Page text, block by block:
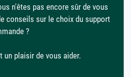
n'êtes pas encore sûr de vous
conseils sur le choix du support
?
un plaisir de vous aider.